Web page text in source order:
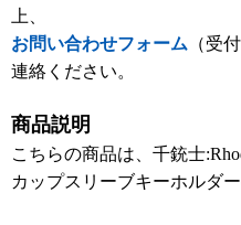
上、
お問い合わせフォーム （受
連絡ください。
商品説明
こちらの商品は、千銃士
カップスリーブキーホルダ